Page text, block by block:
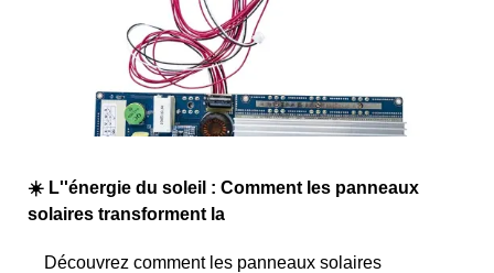
☀️ L''énergie du soleil : Comment les panneaux
solaires transforment la
Découvrez comment les panneaux solaires